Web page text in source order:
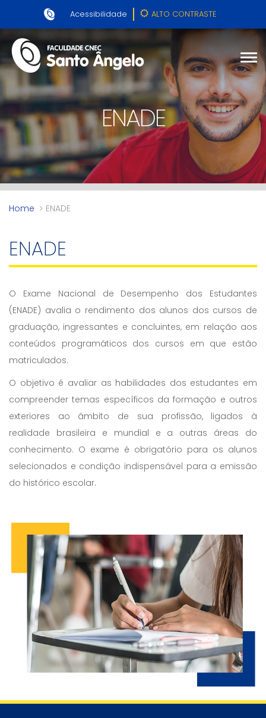
Acessibilidade ALTO CONTRASTE
ENADE
Home ENADE
ENADE
O Exame Nacional de Desempenho dos Estudantes
(ENADE) avalia o rendimento dos alunos dos cursos de
graduação, ingressantes e concluintes, em relação aos
conteúdos programáticos dos cursos em que estão
matriculados.
O objetivo é avaliar as habilidades dos estudantes em
compreender temas específicos da formação e outros
exteriores ao âmbito de sua profissão, ligados à
realidade brasileira e mundial e a outras áreas do
conhecimento. O exame é obrigatório para os alunos
selecionados e condição indispensável para a emissão
do histórico escolar.